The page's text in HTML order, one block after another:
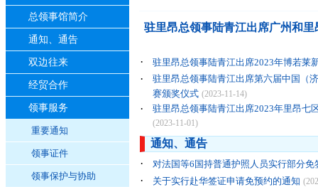
总领事馆简介
通知、通告
双边往来
经贸合作
领事服务
重要通知
领事证件
领事保护与协助
驻里昂总领事陆青江出席广州和里
· 驻里昂总领事陆青江出席2023年博若莱
·
驻里昂总领事陆青江出席第六届中国（
赛颁奖仪式 (2023-11-14)
· 驻里昂总领事陆青江出席2023年里昂七
(2023-11-01)
通知、通告
·
对法国等6国持普通护照人员实行部分免
· 关于实行赴华签证申请免预约的通知